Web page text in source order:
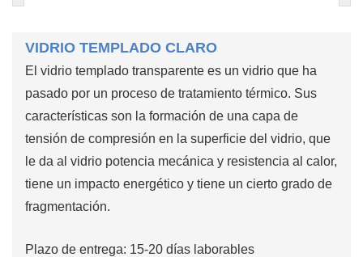
VIDRIO TEMPLADO CLARO
El vidrio templado transparente es un vidrio que ha
pasado por un proceso de tratamiento térmico. Sus
características son la formación de una capa de
tensión de compresión en la superficie del vidrio, que
le da al vidrio potencia mecánica y resistencia al calor,
tiene un impacto energético y tiene un cierto grado de
fragmentación.
Plazo de entrega: 15-20 días laborables